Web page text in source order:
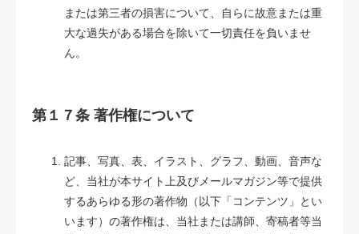
または第三者の損害について、自らに故意または重
大な過失がある場合を除いて一切責任を負いませ
ん。
第１７条 著作権について
記事、写真、表、イラスト、グラフ、動画、音声な
ど、当社が本サイト上及びメールマガジン等で提供
するあらゆる形の著作物（以下「コンテンツ」とい
います）の著作権は、当社または講師、寄稿者等当